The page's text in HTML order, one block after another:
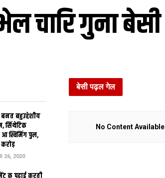
चारि गुना बेसी
बहुउद्देशीय
सिंथेटिक
स्विमिंग पुल,
26, 2020
बेसी पढ़ल गेल
No Content Available